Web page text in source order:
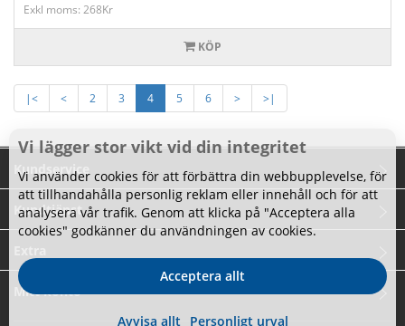
Exkl moms: 268Kr
KÖP
|< < 2 3 4 5 6 > >|
Kundservice
Kundtjänst
Mitt konto
Vi lägger stor vikt vid din integritet
Vi använder cookies för att förbättra din webbupplevelse, för
att tillhandahålla personlig reklam eller innehåll och för att
analysera vår trafik. Genom att klicka på "Acceptera alla
cookies" godkänner du användningen av cookies.
Avvisa allt Personligt urval
Acceptera allt